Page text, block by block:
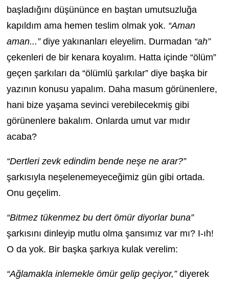
başladığını düşününce en baştan umutsuzluğa
kapıldım ama hemen teslim olmak yok. “Aman
aman...”diye yakınanları eleyelim. Durmadan “ah”
çekenleri de bir kenara koyalım. Hatta içinde “ölüm”
geçen şarkıları da “ölümlü şarkılar” diye başka bir
yazının konusu yapalım. Daha masum görünenlere,
hani bize yaşama sevinci verebilecekmiş gibi
görünenlere bakalım. Onlarda umut var mıdır
acaba?
“Dertleri zevk edindim bende neşe ne arar?”
şarkısıyla neşelenemeyeceğimiz gün gibi ortada.
Onu geçelim.
“Bitmez tükenmez bu dert ömür diyorlar buna”
şarkısını dinleyip mutlu olma şansımız var mı? I-ıh!
O da yok. Bir başka şarkıya kulak verelim:
“Ağlamakla inlemekle ömür gelip geçiyor,” diyerek